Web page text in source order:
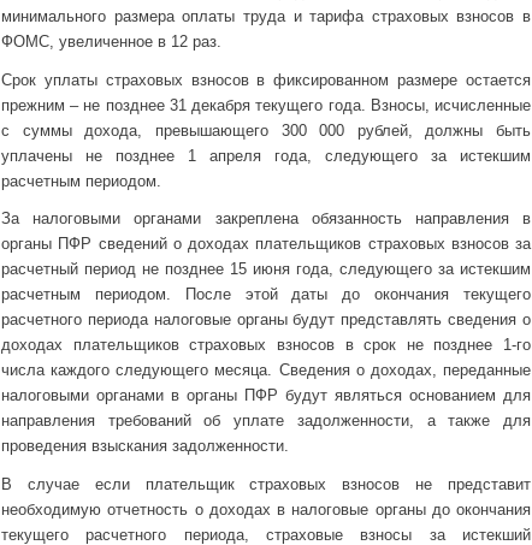
минимального размера оплаты труда и тарифа страховых взносов в
ФОМС, увеличенное в 12 раз.
Срок уплаты страховых взносов в фиксированном размере остается
прежним – не позднее 31 декабря текущего года. Взносы, исчисленные
с суммы дохода, превышающего 300 000 рублей, должны быть
уплачены не позднее 1 апреля года, следующего за истекшим
расчетным периодом.
За налоговыми органами закреплена обязанность направления в
органы ПФР сведений о доходах плательщиков страховых взносов за
расчетный период не позднее 15 июня года, следующего за истекшим
расчетным периодом. После этой даты до окончания текущего
расчетного периода налоговые органы будут представлять сведения о
доходах плательщиков страховых взносов в срок не позднее 1-го
числа каждого следующего месяца. Сведения о доходах, переданные
налоговыми органами в органы ПФР будут являться основанием для
направления требований об уплате задолженности, а также для
проведения взыскания задолженности.
В случае если плательщик страховых взносов не представит
необходимую отчетность о доходах в налоговые органы до окончания
текущего расчетного периода, страховые взносы за истекший